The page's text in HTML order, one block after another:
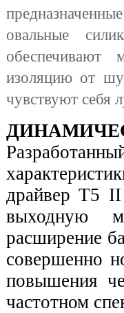
овальные
обеспечивают
изоляцию от
чувствуют себя
драйвер T5
выходную
расширение
совершенно
повышения
частотном